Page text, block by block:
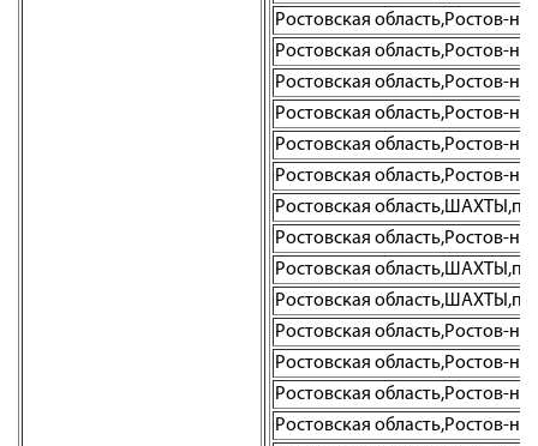
Ростовская область,Ростов-
Ростовская область,Ростов-
Ростовская область,Ростов-
Ростовская область,Ростов-
Ростовская область,Ростов-
Ростовская область,Ростов-
Ростовская
Ростовская область,Ростов-
Ростовская
Ростовская
Ростовская область,Ростов-
Ростовская область,Ростов-
Ростовская область,Ростов-
Ростовская область,Ростов-